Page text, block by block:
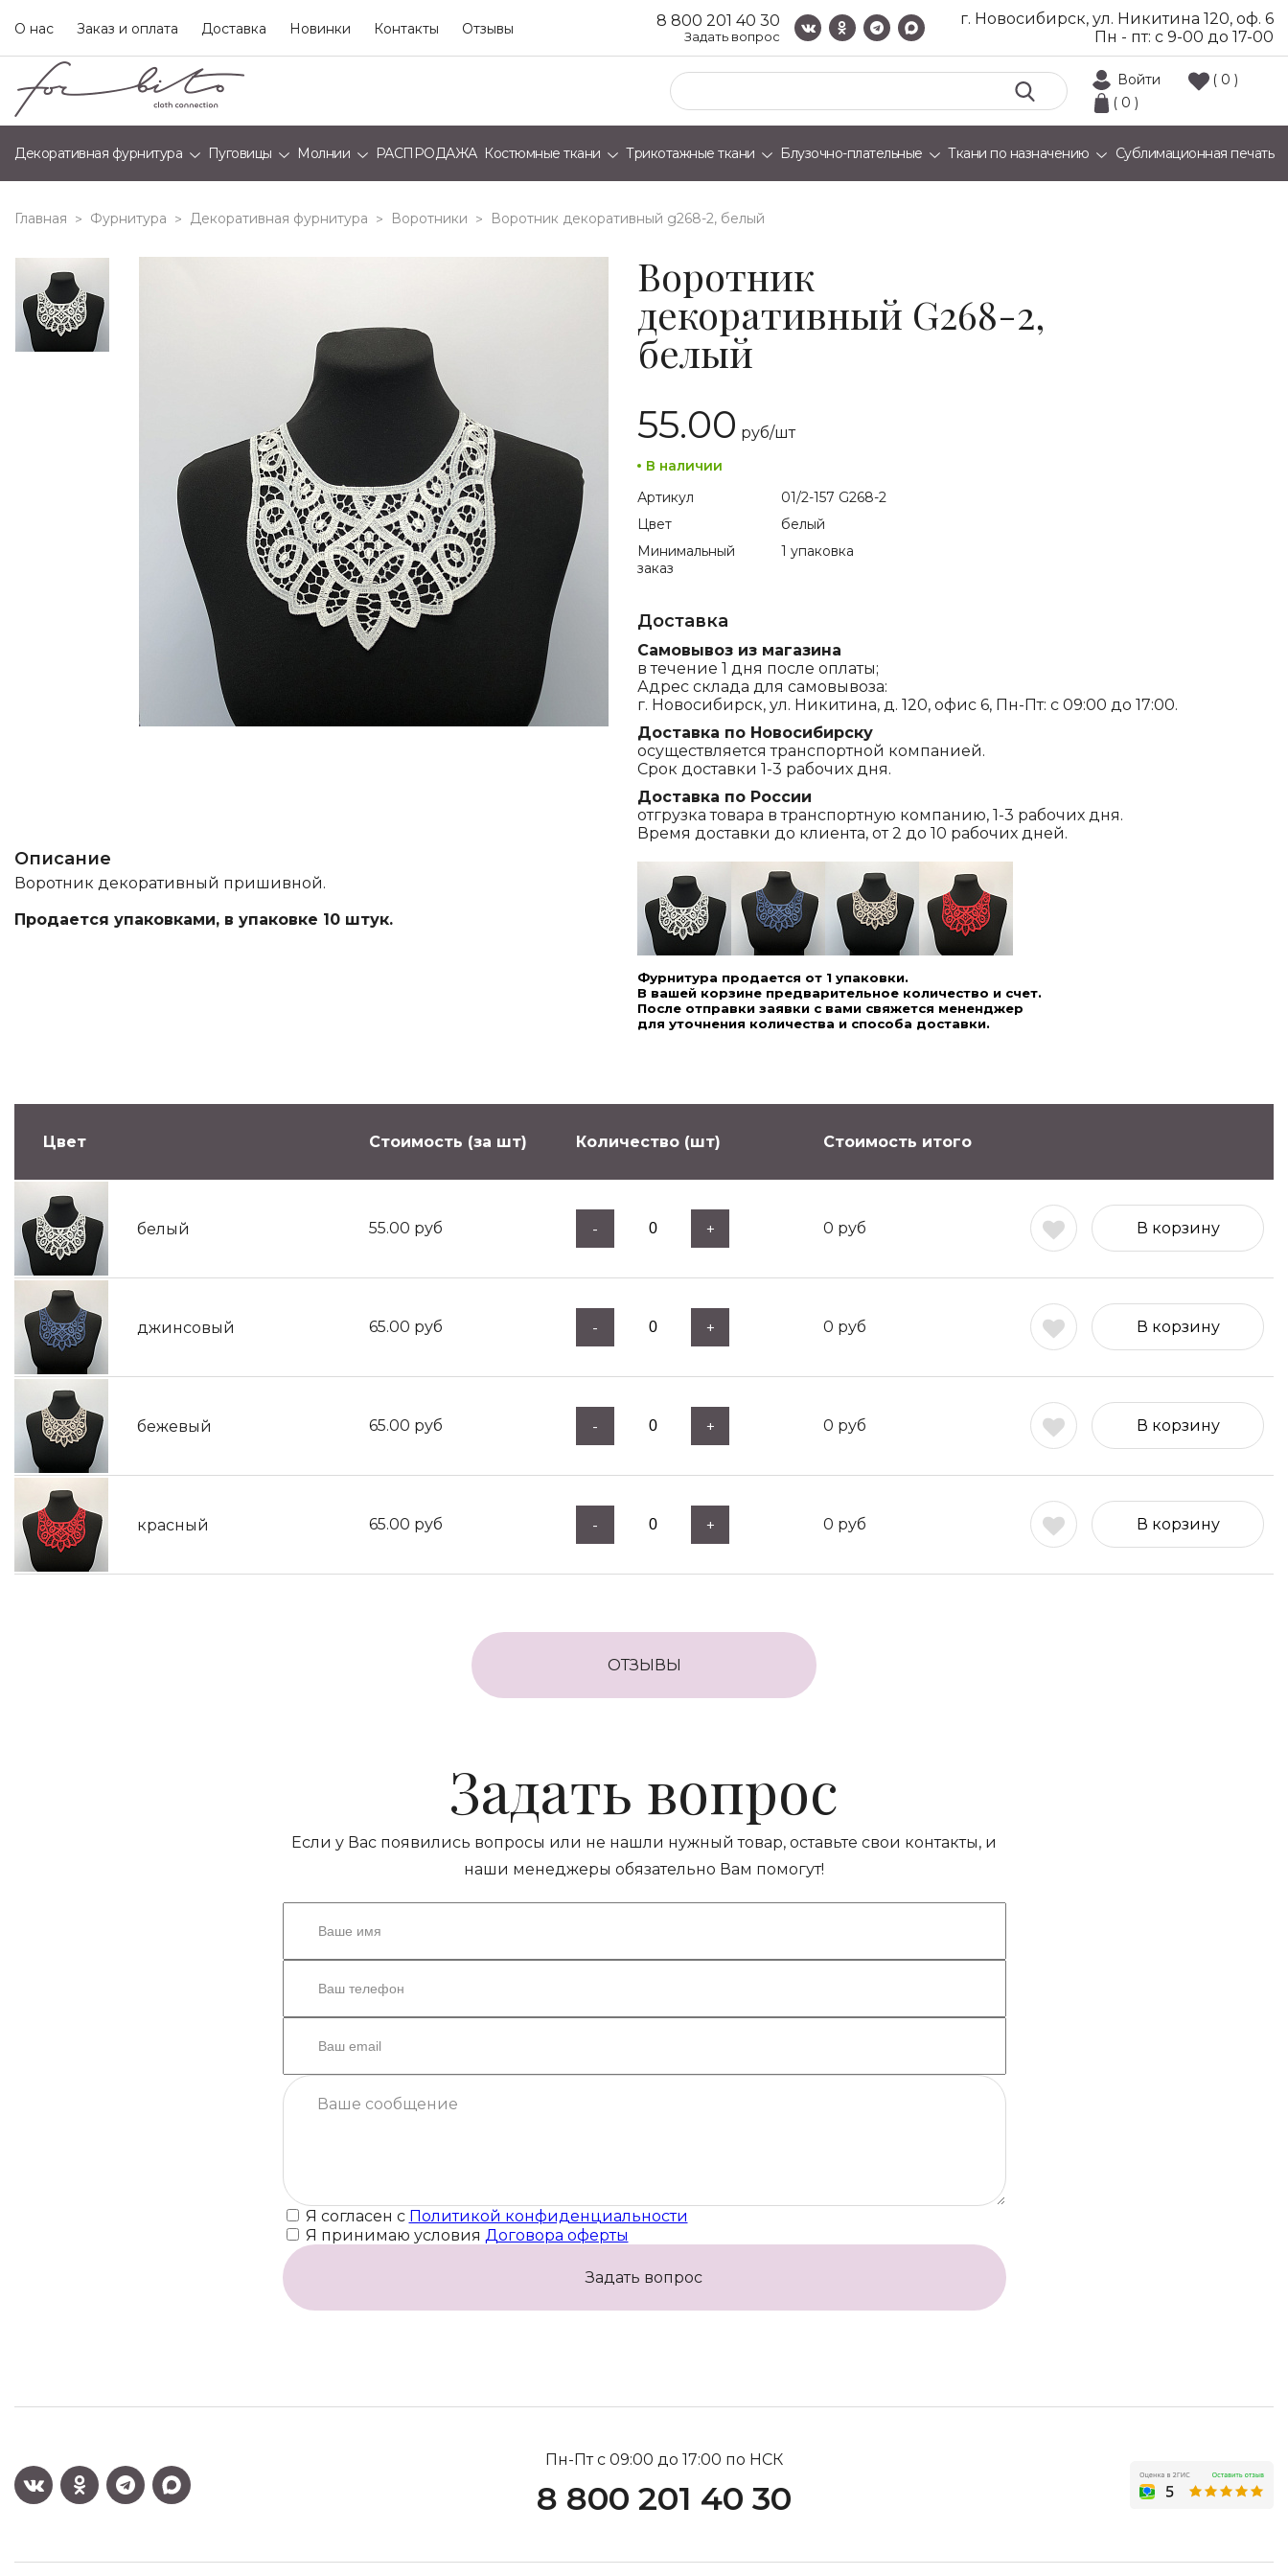
О нас Заказ и оплата Доставка Новинки Контакты Отзывы 8 800 201 40 30
Задать вопрос
г. Новосибирск, ул. Никитина 120, оф. 6
Пн - пт: с 9-00 до 17-00
Войти
( 0 )
( 0 )
Декоративная фурнитура Пуговицы Молнии РАСПРОДАЖА Костюмные ткани Трикотажные ткани Блузочно-плательные Ткани по назначению Сублимационная печать
Главная > Фурнитура > Декоративная фурнитура > Воротники > воротник декоративный g268-2, белый
Описание
Воротник декоративный пришивной.
Продается упаковками, в упаковке 10 штук.
Воротник
декоративный G268-2,
белый
55.00 руб/шт
В наличии
Артикул
01/2-157 G268-2
Цвет
белый
Минимальный
заказ
1 упаковка
Доставка
Самовывоз из магазина
в течение 1 дня после оплаты;
Адрес склада для самовывоза:
г. Новосибирск, ул. Никитина, д. 120, офис 6, Пн-Пт: с 09:00 до 17:00.
Доставка по Новосибирску
осуществляется транспортной компанией.
Срок доставки 1-3 рабочих дня.
Доставка по России
отгрузка товара в транспортную компанию, 1-3 рабочих дня.
Время доставки до клиента, от 2 до 10 рабочих дней.
Фурнитура продается от 1 упаковки.
В вашей корзине предварительное количество и счет.
После отправки заявки с вами свяжется мененджер
для уточнения количества и способа доставки.
Цвет Стоимость (за шт) Количество (шт) Стоимость итого
белый 55.00 руб - + 0 руб В корзину
джинсовый 65.00 руб - + 0 руб В корзину
бежевый 65.00 руб - + 0 руб В корзину
красный 65.00 руб - + 0 руб В корзину
ОТЗЫВЫ
Задать вопрос
Если у Вас появились вопросы или не нашли нужный товар, оставьте свои контакты, и
наши менеджеры обязательно Вам помогут!
Я согласен с Политикой конфиденциальности
Я принимаю условия Договора оферты
Задать вопрос
Пн-Пт с 09:00 до 17:00 по НСК
8 800 201 40 30